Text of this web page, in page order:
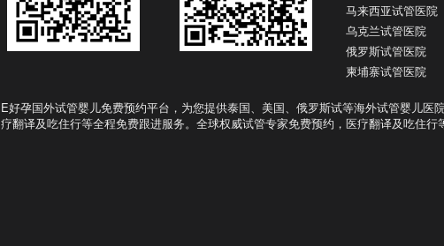
马来西亚试管医院
乌克兰试管医院
俄罗斯试管医院
柬埔寨试管医院
E好孕国外试管婴儿免费预约平台，为您提供泰国、美国、俄罗斯试等海外试管婴儿
疗翻译及吃住行等全程免费跟进服务。全球权威试管专家免费预约，医疗翻译及吃住行